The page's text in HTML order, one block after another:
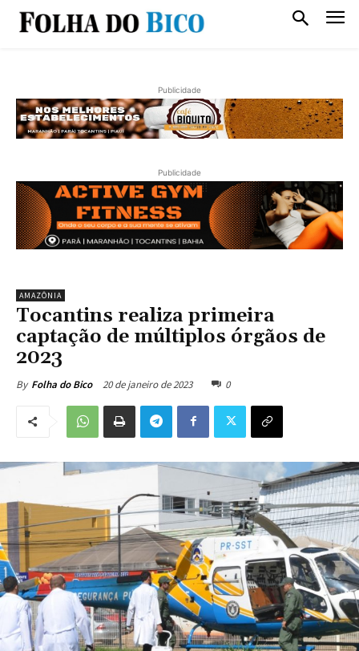
Publicidade
Publicidade
AMAZÔNIA
Tocantins realiza primeira
captação de múltiplos órgãos de
2023
By Folha do Bico 20 de janeiro de 2023 0